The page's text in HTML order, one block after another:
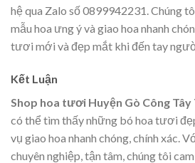
hệ qua Zalo số 0899942231. Chúng
mẫu hoa ưng ý và giao hoa nhanh
tươi mới và đẹp mắt khi đến tay
Kết Luận
Shop hoa tươi Huyện Gò Công Tây
có thể tìm thấy những bó hoa tươi
vụ giao hoa nhanh chóng, chính xác.
chuyên nghiệp, tận tâm, chúng tôi